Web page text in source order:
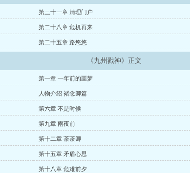
第三十一章 清理门户
第二十八章 危机再来
第二十五章 路悠悠
《九州戮神》正文
第一章 一年前的噩梦
人物介绍 褚念卿篇
第六章 不是时候
第九章 雨夜前
第十二章 茶茶卿
第十五章 矛盾心思
第十八章 危难前夕